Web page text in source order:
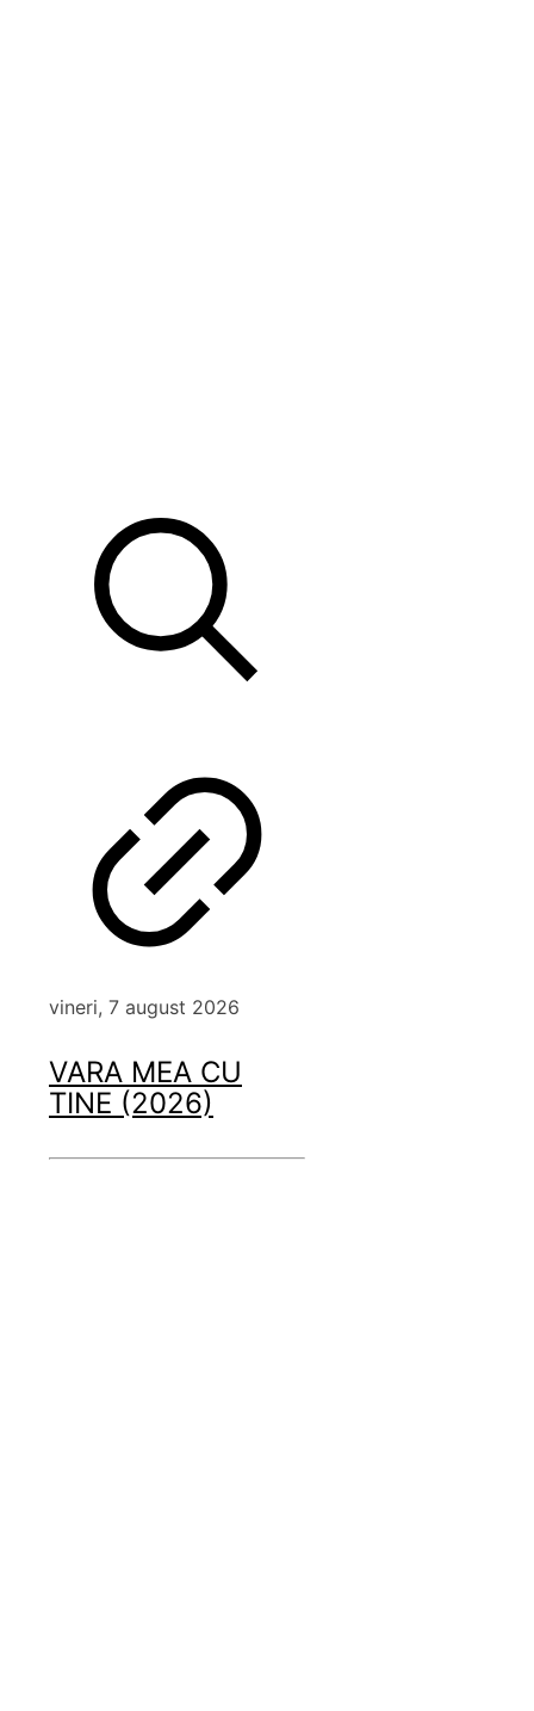
vineri, 7 august 2026
VARA MEA CU
TINE (2026)